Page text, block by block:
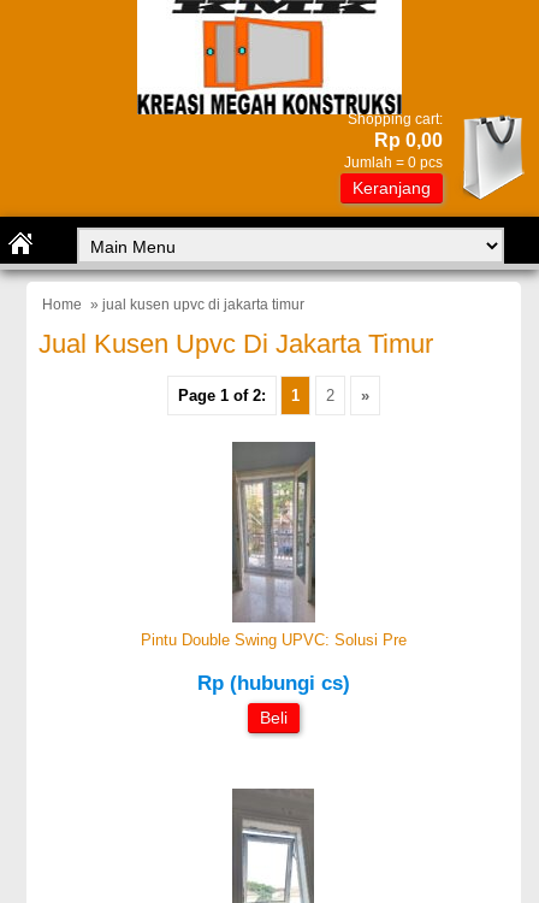
Shopping cart:
Rp 0,00
Jumlah = 0 pcs
Keranjang
Home » jual kusen upvc di jakarta timur
Jual Kusen Upvc Di Jakarta Timur
Page 1 of 2: 1 2 »
Pintu Double Swing UPVC: Solusi Pre
Rp (hubungi cs)
Beli